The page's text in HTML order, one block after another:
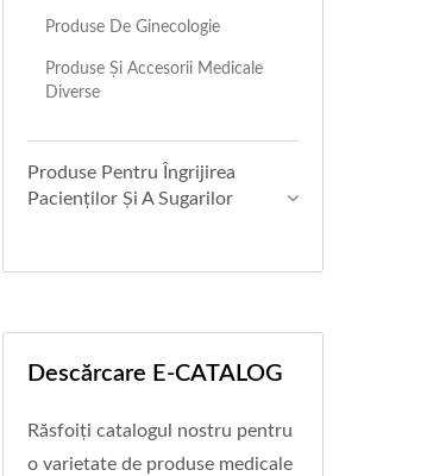
Produse De Ginecologie
Produse Și Accesorii Medicale
Diverse
Produse Pentru Îngrijirea
Pacienților Și A Sugarilor
Descărcare E-CATALOG
Răsfoiți catalogul nostru pentru
o varietate de produse medicale